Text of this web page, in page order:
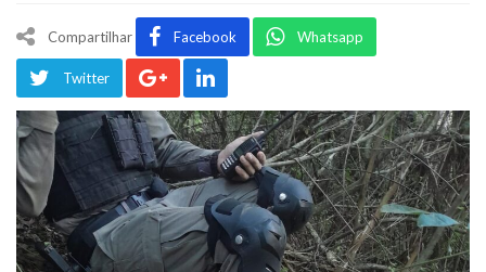
Compartilhar Facebook Whatsapp
Twitter